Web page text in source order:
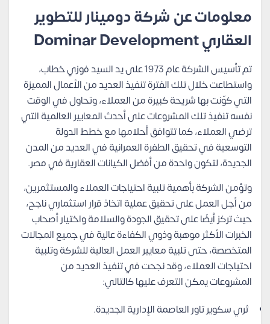
معلومات عن شركة دومينار للتطوير
العقاري Dominar Development
تم تأسيس الشركة عام 1973 على يد السيد فوزي خطاب،
واستطاعت خلال تلك الفترة تنفيذ العديد من الأعمال المميزة
التي كوّنت بها شريحة كبيرة من العملاء، وتحاول في الوقت
نفسه تنفيذ تلك المشروعات على أحدث المعايير العالمية التي
ترضي العملاء، كما تتوافق أحلامها مع خطط الدولة
التوسعية في تحقيق الطفرة العمرانية في العديد من المدن
الجديدة، لتكون واحدة من أفضل الكيانات العقارية في مصر.
وتؤمن الشركة بأهمية تلبية احتياجات العملاء والمستثمرين،
من أجل العمل على تحقيق عملية اتخاذ قرار استثماري ناجح،
حيث تركز أيضًا على تحقيق الجودة والسلامة واختيار أصحاب
الخبرات الأكثر موهبة وذوي الكفاءة عالية في جميع المجالات
المتخصصة، حتى تلبية معايير العمل العالية للشركة وتلبية
احتياجات العملاء، وقد نجحت في تنفيذ العديد من
المشروعات يمكن التعرف عليها كالتالي:
ثري سكوير تاور العاصمة الإدارية الجديدة.